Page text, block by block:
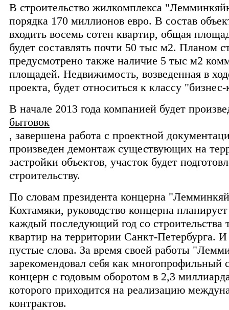
В строительство жилкомплекса
порядка 170 миллионов евро. В состав
входить восемь сотен квартир, общая
будет составлять почти 50 тыс м2. Планом
предусмотрено также наличие 5 тыс м2
площадей. Недвижимость, возведенная в
проекта, будет относиться к классу
В начале 2013 года компанией будет
бытовок
, завершена работа с проектной
произведен демонтаж существующих на
застройки объектов, участок будет
строительству.
По словам президента концерна
Кохтамяки, руководство концерна
каждый последующий год со строительства
квартир на территории Санкт-Петербурга. И
пустые слова. За время своей работы
зарекомендовал себя как многопрофильный
концерн с годовым оборотом в 2,3
которого приходится на реализацию
контрактов.